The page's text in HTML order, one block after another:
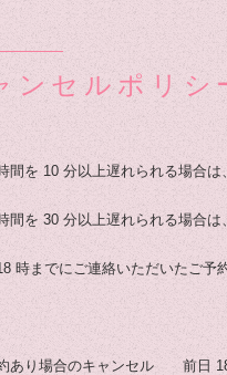
ンセルポリシ
間を 10 分以上遅れられる場合
間を 30 分以上遅れられる場合
時までにご連絡いただいたご予
あり場合のキャンセル 前日